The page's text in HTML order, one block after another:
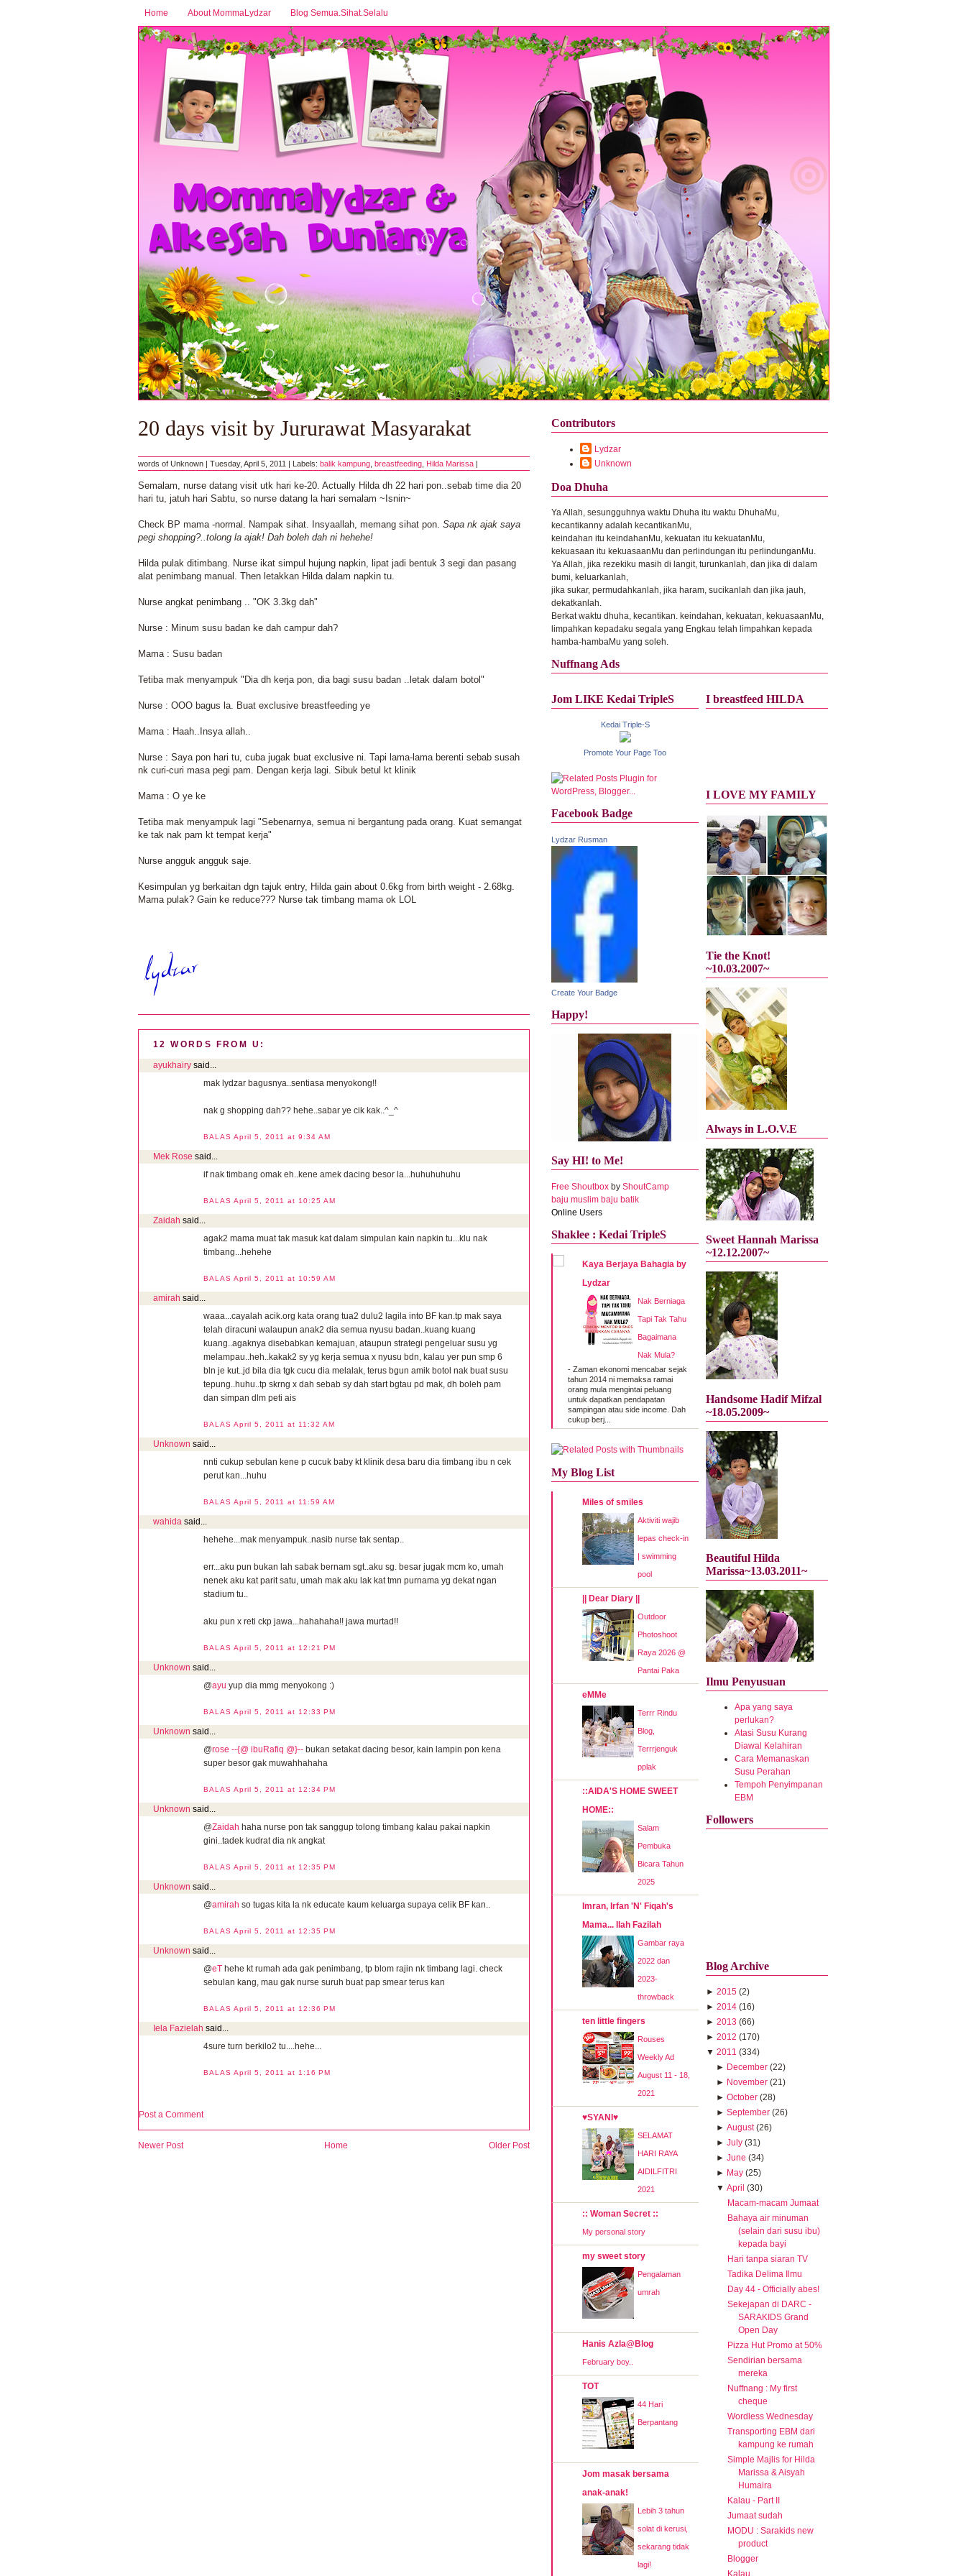
Home About MommaLydzar Blog Semua.Sihat.Selalu
20 days visit by Jururawat Masyarakat
words of Unknown | Tuesday, April 5, 2011 | Labels: balik kampung breastfeeding Hilda Marissa |
Semalam, nurse datang visit utk hari ke-20. Actually Hilda dh 22 hari pon..sebab time dia 20
hari tu, jatuh hari Sabtu, so nurse datang la hari semalam ~Isnin~
Check BP mama -normal. Nampak sihat. Insyaallah, memang sihat pon. Sapa nk ajak saya
pegi shopping?..tolong la ajak! Dah boleh dah ni hehehe!
Hilda pulak ditimbang. Nurse ikat simpul hujung napkin, lipat jadi bentuk 3 segi dan pasang
alat penimbang manual. Then letakkan Hilda dalam napkin tu.
Nurse angkat penimbang .. "OK 3.3kg dah"
Nurse : Minum susu badan ke dah campur dah?
Mama : Susu badan
Tetiba mak menyampuk "Dia dh kerja pon, dia bagi susu badan ..letak dalam botol"
Nurse : OOO bagus la. Buat exclusive breastfeeding ye
Mama : Haah..Insya allah..
Nurse : Saya pon hari tu, cuba jugak buat exclusive ni. Tapi lama-lama berenti sebab susah
nk curi-curi masa pegi pam. Dengan kerja lagi. Sibuk betul kt klinik
Mama : O ye ke
Tetiba mak menyampuk lagi "Sebenarnya, semua ni bergantung pada orang. Kuat semangat
ke tak nak pam kt tempat kerja"
Nurse angguk angguk saje.
Kesimpulan yg berkaitan dgn tajuk entry, Hilda gain about 0.6kg from birth weight - 2.68kg.
Mama pulak? Gain ke reduce??? Nurse tak timbang mama ok LOL
12 WORDS FROM U:
ayukhairy said...
mak lydzar bagusnya..sentiasa menyokong!!
nak g shopping dah?? hehe..sabar ye cik kak..^_^
BALAS April 5, 2011 at 9:34 AM
Mek Rose said...
if nak timbang omak eh..kene amek dacing besor la...huhuhuhuhu
BALAS April 5, 2011 at 10:25 AM
Zaidah said...
agak2 mama muat tak masuk kat dalam simpulan kain napkin tu...klu nak
timbang...hehehe
BALAS April 5, 2011 at 10:59 AM
amirah said...
waaa...cayalah acik.org kata orang tua2 dulu2 lagila into BF kan.tp mak saya
telah diracuni walaupun anak2 dia semua nyusu badan..kuang kuang
kuang..agaknya disebabkan kemajuan, ataupun strategi pengeluar susu yg
melampau..heh..kakak2 sy yg kerja semua x nyusu bdn, kalau yer pun smp 6
bln je kut..jd bila dia tgk cucu dia melalak, terus bgun amik botol nak buat susu
tepung..huhu..tp skrng x dah sebab sy dah start bgtau pd mak, dh boleh pam
dan simpan dlm peti ais
BALAS April 5, 2011 at 11:32 AM
Unknown said...
nnti cukup sebulan kene p cucuk baby kt klinik desa baru dia timbang ibu n cek
perut kan...huhu
BALAS April 5, 2011 at 11:59 AM
wahida said...
hehehe...mak menyampuk..nasib nurse tak sentap..
err...aku pun bukan lah sabak bernam sgt..aku sg. besar jugak mcm ko, umah
nenek aku kat parit satu, umah mak aku lak kat tmn purnama yg dekat ngan
stadium tu..
aku pun x reti ckp jawa...hahahaha!! jawa murtad!!
BALAS April 5, 2011 at 12:21 PM
Unknown said...
@ayu yup dia mmg menyokong :)
BALAS April 5, 2011 at 12:33 PM
Unknown said...
@rose --{@ ibuRafiq @}-- bukan setakat dacing besor, kain lampin pon kena
super besor gak muwahhahaha
BALAS April 5, 2011 at 12:34 PM
Unknown said...
@Zaidah haha nurse pon tak sanggup tolong timbang kalau pakai napkin
gini..tadek kudrat dia nk angkat
BALAS April 5, 2011 at 12:35 PM
Unknown said...
@amirah so tugas kita la nk educate kaum keluarga supaya celik BF kan..
BALAS April 5, 2011 at 12:35 PM
Unknown said...
@eT hehe kt rumah ada gak penimbang, tp blom rajin nk timbang lagi. check
sebulan kang, mau gak nurse suruh buat pap smear terus kan
BALAS April 5, 2011 at 12:36 PM
Iela Fazielah said...
4sure turn berkilo2 tu....hehe...
BALAS April 5, 2011 at 1:16 PM
Post a Comment
Newer Post Older Post
Home
Contributors
Lydzar
Unknown
Doa Dhuha
Ya Allah, sesungguhnya waktu Dhuha itu waktu DhuhaMu,
kecantikanny adalah kecantikanMu,
keindahan itu keindahanMu, kekuatan itu kekuatanMu,
kekuasaan itu kekuasaanMu dan perlindungan itu perlindunganMu.
Ya Allah, jika rezekiku masih di langit, turunkanlah, dan jika di dalam
bumi, keluarkanlah,
jika sukar, permudahkanlah, jika haram, sucikanlah dan jika jauh,
dekatkanlah.
Berkat waktu dhuha, kecantikan. keindahan, kekuatan, kekuasaanMu,
limpahkan kepadaku segala yang Engkau telah limpahkan kepada
hamba-hambaMu yang soleh.
Nuffnang Ads
I breastfeed HILDA
I LOVE MY FAMILY
Tie the Knot!
~10.03.2007~
Always in L.O.V.E
Sweet Hannah Marissa
~12.12.2007~
Handsome Hadif Mifzal
~18.05.2009~
Beautiful Hilda
Marissa~13.03.2011~
Ilmu Penyusuan
Apa yang saya
perlukan?
Atasi Susu Kurang
Diawal Kelahiran
Cara Memanaskan
Susu Perahan
Tempoh Penyimpanan
EBM
Followers
Blog Archive
► 2015 (2)
► 2014 (16)
► 2013 (66)
► 2012 (170)
▼ 2011 (334)
► December (22)
► November (21)
►October (28)
►September (26)
►August (26)
►July (31)
►June (34)
► May (25)
▼April (30)
Macam-macam Jumaat
Bahaya air minuman
(selain dari susu ibu)
kepada bayi
Hari tanpa siaran TV
Tadika Delima Ilmu
Day 44 - Officially abes!
Sekejapan di DARC -
SARAKIDS Grand
Open Day
Pizza Hut Promo at 50%
Sendirian bersama
mereka
Nuffnang : My first
cheque
Wordless Wednesday
Transporting EBM dari
kampung ke rumah
Simple Majlis for Hilda
Marissa & Aisyah
Humaira
Kalau - Part II
Jumaat sudah
MODU : Sarakids new
product
Blogger
Kalau..
Jom LIKE Kedai TripleS
Kedai Triple-S
Promote Your Page Too
Facebook Badge
Lydzar Rusman
Create Your Badge
Happy!
Say HI! to Me!
Free Shoutbox by ShoutCamp
baju muslim baju batik
Online Users
Shaklee : Kedai TripleS
Kaya Berjaya Bahagia by
Lydzar
Nak Berniaga
Tapi Tak Tahu
Bagaimana
Nak Mula?
- Zaman ekonomi mencabar sejak
tahun 2014 ni memaksa ramai
orang mula mengintai peluang
untuk dapatkan pendapatan
sampingan atau side income. Dah
cukup berj...
My Blog List
Miles of smiles
Aktiviti wajib
lepas check-in
| swimming
pool
|| Dear Diary ||
Outdoor
Photoshoot
Raya 2026 @
Pantai Paka
eMMe
Terrr Rindu
Blog,
Terrrjenguk
pplak
::AIDA'S HOME SWEET
HOME::
Salam
Pembuka
Bicara Tahun
2025
Imran, Irfan 'N' Fiqah's
Mama... Ilah Fazilah
Gambar raya
2022 dan
2023-
throwback
ten little fingers
Rouses
Weekly Ad
August 11 - 18,
2021
♥SYANI♥
SELAMAT
HARI RAYA
AIDILFITRI
2021
:: Woman Secret ::
My personal story
my sweet story
Pengalaman
umrah
Hanis Azla@Blog
February boy..
TOT
44 Hari
Berpantang
Jom masak bersama
anak-anak!
Lebih 3 tahun
solat di kerusi,
sekarang tidak
lagi!